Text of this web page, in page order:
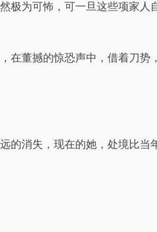
极为可怖，可一旦这些项家人
在董撼的惊恐声中，借着刀势
的消失，现在的她，处境比当